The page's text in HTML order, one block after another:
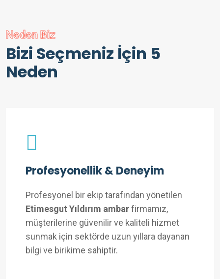
Neden Biz
Bizi Seçmeniz İçin 5
Neden
Profesyonellik & Deneyim
Profesyonel bir ekip tarafından yönetilen
Etimesgut Yıldırım ambarfirmamız,
müşterilerine güvenilir ve kaliteli hizmet
sunmak için sektörde uzun yıllara dayanan
bilgi ve birikime sahiptir.